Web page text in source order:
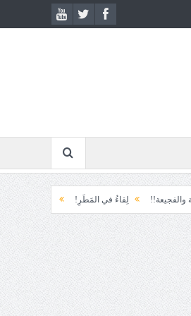
لِقاءُ في المَطَرِ! أين القيادة!! رسائل...